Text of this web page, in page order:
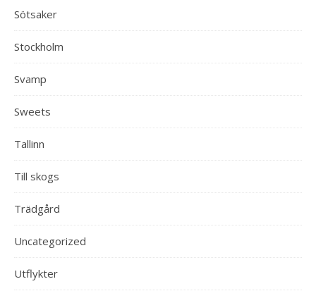
Sötsaker
Stockholm
Svamp
Sweets
Tallinn
Till skogs
Trädgård
Uncategorized
Utflykter